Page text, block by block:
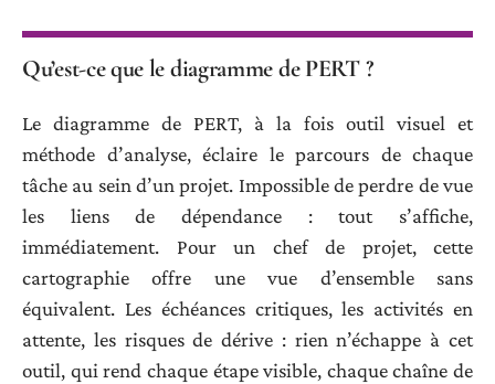
Qu’est-ce que le diagramme de PERT ?
Le diagramme de PERT, à la fois outil visuel et
méthode d’analyse, éclaire le parcours de chaque
tâche au sein d’un projet. Impossible de perdre de vue
les liens de dépendance : tout s’affiche,
immédiatement. Pour un chef de projet, cette
cartographie offre une vue d’ensemble sans
équivalent. Les échéances critiques, les activités en
attente, les risques de dérive : rien n’échappe à cet
outil, qui rend chaque étape visible, chaque chaîne de